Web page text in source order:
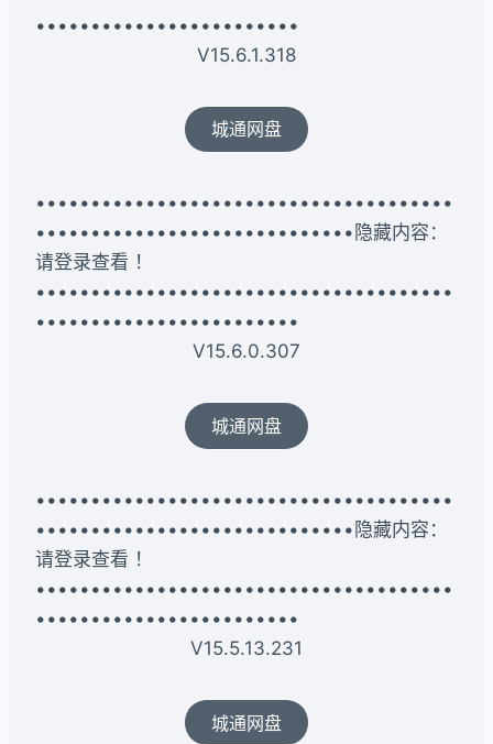
••••••••••••••••••••••••
V15.6.1.318
城通网盘
••••••••••••••••••••••••••••••••••••••
•••••••••••••••••••••••••••••隐藏内容：
请登录查看 ！
••••••••••••••••••••••••••••••••••••••
••••••••••••••••••••••••
V15.6.0.307
城通网盘
••••••••••••••••••••••••••••••••••••••
•••••••••••••••••••••••••••••隐藏内容：
请登录查看 ！
••••••••••••••••••••••••••••••••••••••
••••••••••••••••••••••••
V15.5.13.231
城通网盘